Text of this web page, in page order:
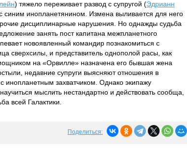
) тяжело переживает развод с супругой (Эдрианн
синим инопланетянином. Измена выливается для него
дисциплинарные нарушения. Но однажды судьба
занять пост капитана межпланетного
новоявленный командир познакомиться с
сверхсилы, и представитель однополой расы, как
на «Орвилле» назначена его бывшая жена
недавние супруги выясняют отношения в
инопланетным захватчиком. Однако экипажу
мыслить нестандартно и действовать сообща,
всей Галактики.
Поделиться: